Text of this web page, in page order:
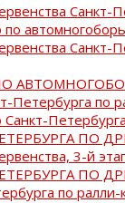
Санкт-
Санкт-
Петербурга по
ПО
3-й
ПО
по ралли-